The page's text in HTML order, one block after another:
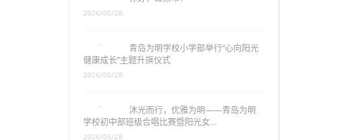
青岛为明学校小学部举行“心向阳光
健康成长”主题升旗仪式
沐光而行，优雅为明——青岛为明
学校初中部班级合唱比赛暨阳光女…